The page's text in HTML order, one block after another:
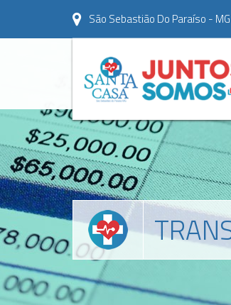
São Sebastião Do Paraíso - MG